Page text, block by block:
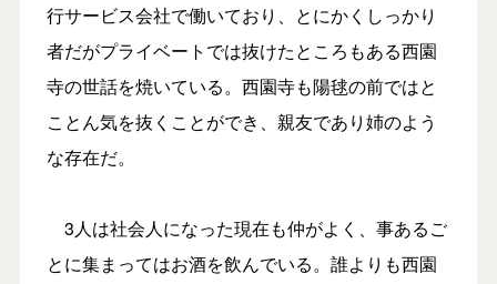
行サービス会社で働いており、とにかくしっかり
者だがプライベートでは抜けたところもある西園
寺の世話を焼いている。西園寺も陽毬の前ではと
ことん気を抜くことができ、親友であり姉のよう
な存在だ。
3人は社会人になった現在も仲がよく、事あるご
とに集まってはお酒を飲んでいる。誰よりも西園